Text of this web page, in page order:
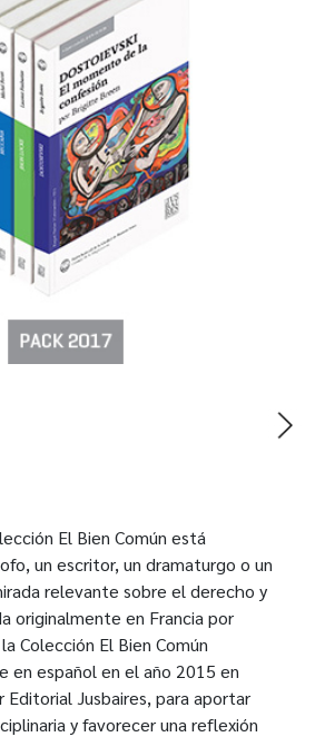
El Bien Común está
un escritor, un dramaturgo o un
relevante sobre el derecho y
originalmente en Francia por
Colección El Bien Común
en español en el año 2015 en
Editorial Jusbaires, para aportar
y favorecer una reflexión